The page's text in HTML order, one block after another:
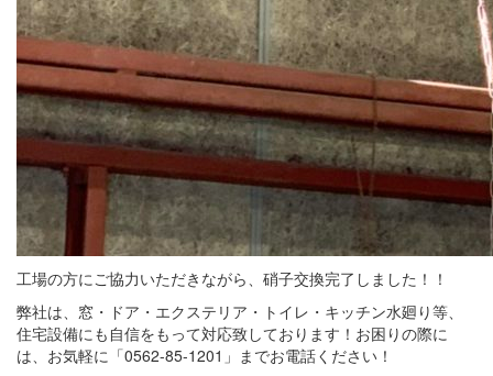
工場の方にご協力いただきながら、硝子交換完了しました！！
弊社は、窓・ドア・エクステリア・トイレ・キッチン水廻り等、
住宅設備にも自信をもって対応致しております！お困りの際に
は、お気軽に「0562-85-1201」までお電話ください！